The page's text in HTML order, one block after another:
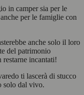
in camper sia per le
per le famiglie con
anche solo il loro
del patrimonio
restarne incantati!
ti lascerà di stucco
solo dal vivo.